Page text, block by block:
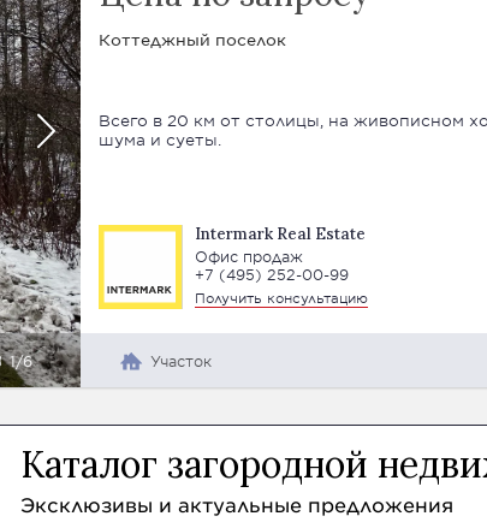
1 6
Коттеджный поселок
Всего в 20 км от столицы, на живописном
шума и суеты.
Intermark Real Estate
Офис продаж
+7 (495) 252-00-99
Получить консультацию
Участок
Каталог загородной
Эксклюзивы и актуальные предложения